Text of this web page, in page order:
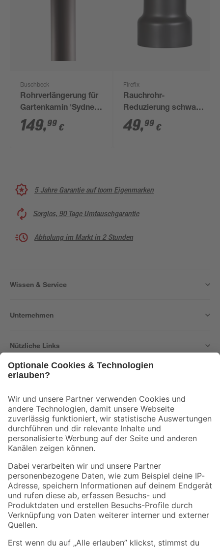
Buschbeck
Rohrverlängerung für
Gartenkamin 'Sydney'
braun Ø 20 x 100 cm
149,99 €
Firefix
Rauchrohr-
Reduzierung schwarz
Ø 150/120 x 160 mm
49,99 €
5 Jahre Garantie auf toom Eigenmarken
Sorglos, 90 Tage Umtauschgarantie
Abholung im Markt in 2 Stunden
Wissen & Service
Unternehmen
Nützliche Links
Der toom Newsletter: Keine Angebote und Aktionen mehr verpassen!
Zur Newsletter Anmeldung
Folge uns
Zahlungsarten Versandarten
Sicher einkaufen